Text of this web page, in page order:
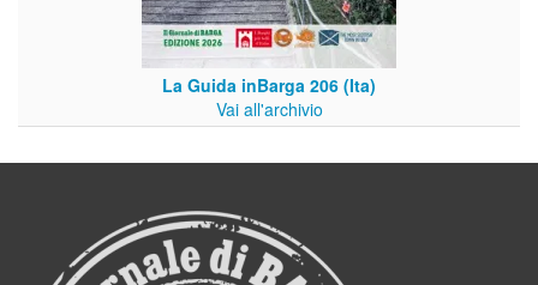
La Guida inBarga 206 (Ita)
Vai all'archivio